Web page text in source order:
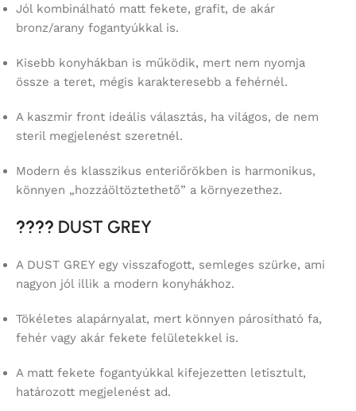
Jól kombinálható matt fekete, grafit, de akár
bronz/arany fogantyúkkal is.
Kisebb konyhákban is működik, mert nem nyomja
össze a teret, mégis karakteresebb a fehérnél.
A kaszmir front ideális választás, ha világos, de nem
steril megjelenést szeretnél.
Modern és klasszikus enteriőrökben is harmonikus,
könnyen „hozzáöltöztethető” a környezethez.
???? DUST GREY
A DUST GREY egy visszafogott, semleges szürke, ami
nagyon jól illik a modern konyhákhoz.
Tökéletes alapárnyalat, mert könnyen párosítható fa,
fehér vagy akár fekete felületekkel is.
A matt fekete fogantyúkkal kifejezetten letisztult,
határozott megjelenést ad.